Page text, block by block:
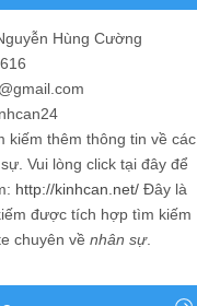
Hùng Cường
kiếm thêm thông tin về các
. Vui lòng click tại đây để
http://kinhcan.net/ Đây là
được tích hợp tìm kiếm
chuyên về nhân sự.